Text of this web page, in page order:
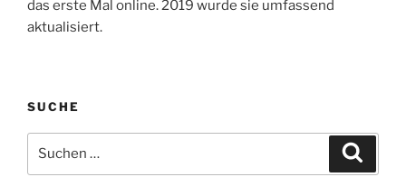
das erste Mal online. 2019 wurde sie umfassend
aktualisiert.
SUCHE
nach: